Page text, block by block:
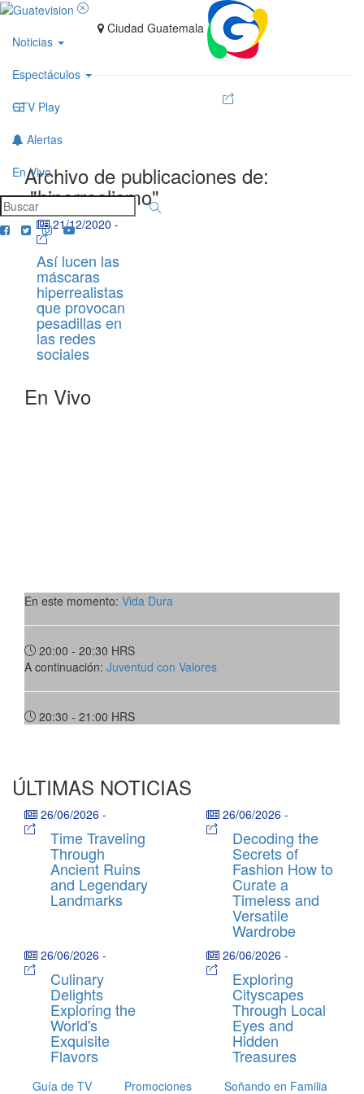
Noticias
Espectáculos
GTV Play
Alertas
En Vivo
Ciudad Guatemala
Archivo de publicaciones de:
"hiperrealismo"
21/12/2020 -
Así lucen las
máscaras
hiperrealistas
que provocan
pesadillas en
las redes
sociales
En Vivo
En este momento: Vida Dura
20:00 - 20:30 HRS
A continuación: Juventud con Valores
20:30 - 21:00 HRS
ÚLTIMAS NOTICIAS
26/06/2026 -
Time Traveling
Through
Ancient Ruins
and Legendary
Landmarks
26/06/2026 -
Decoding the
Secrets of
Fashion How to
Curate a
Timeless and
Versatile
Wardrobe
26/06/2026 -
Culinary
Delights
Exploring the
World's
Exquisite
Flavors
26/06/2026 -
Exploring
Cityscapes
Through Local
Eyes and
Hidden
Treasures
Guía de TV Promociones Soñando en Familia